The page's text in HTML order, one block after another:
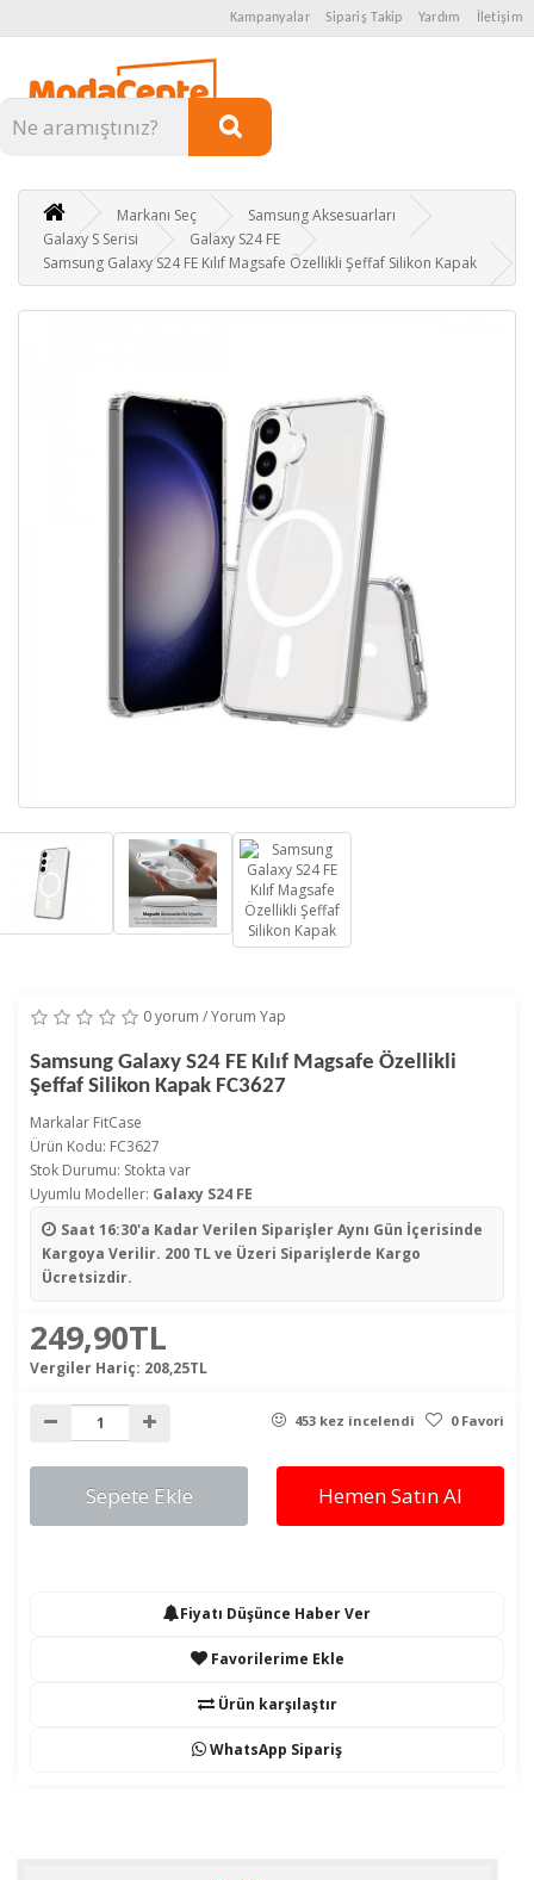
Kampanyalar Sipariş Takip Yardım İletişim
Kategoriler
Markanı Seç
Samsung Aksesuarları
Galaxy S Serisi
Galaxy S24 FE
Samsung Galaxy S24 FE Kılıf Magsafe Özellikli Şeffaf Silikon Kapak
0 yorum /Yorum Yap
Samsung Galaxy S24 FE Kılıf Magsafe Özellikli
Şeffaf Silikon Kapak FC3627
Markalar FitCase
Ürün Kodu: FC3627
Stok Durumu: Stokta var
Uyumlu Modeller: Galaxy S24 FE
Saat 16:30'a Kadar Verilen SiparişlerAynı Gün İçerisinde
Kargoya Verilir. 200 TL ve Üzeri Siparişlerde Kargo
Ücretsizdir.
249,90TL
Vergiler Hariç: 208,25TL
453 kez incelendi 0 Favori
Sepete Ekle Hemen Satın Al
Fiyatı Düşünce Haber Ver
Favorilerime Ekle
Ürün karşılaştır
WhatsApp Sipariş